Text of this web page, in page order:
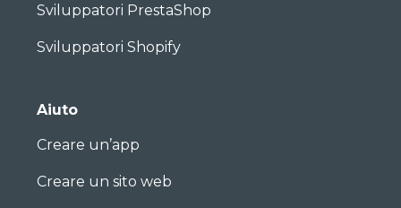
Sviluppatori PrestaShop
Sviluppatori Shopify
Aiuto
Creare un’app
Creare un sito web